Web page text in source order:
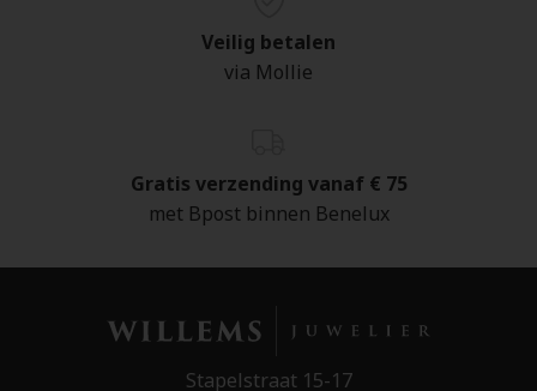
Veilig betalen
via Mollie
Gratis verzending vanaf € 75
met Bpost binnen Benelux
Stapelstraat 15-17